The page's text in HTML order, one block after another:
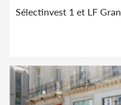
Sélectinvest 1 et LF